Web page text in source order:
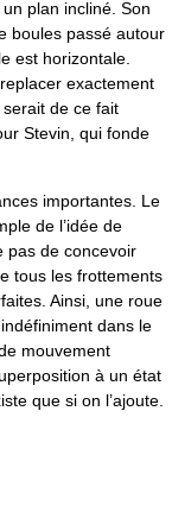
plan incliné. Son
boules passé autour
est horizontale.
exactement
de ce fait
Stevin, qui fonde
importantes. Le
de l’idée de
pas de concevoir
tous les frottements
Ainsi, une roue
dans le
mouvement
à un état
que si on l’ajoute.